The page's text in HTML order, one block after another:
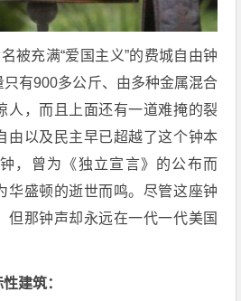
被充满“爱国主义”的费城自由钟
有900多公斤、由多种金属混合
人，而且上面还有一道难掩的裂
由以及民主早已超越了这个钟本
，曾为《独立宣言》的公布而
华盛顿的逝世而鸣。尽管这座钟
但那钟声却永远在一代一代美国
建筑：